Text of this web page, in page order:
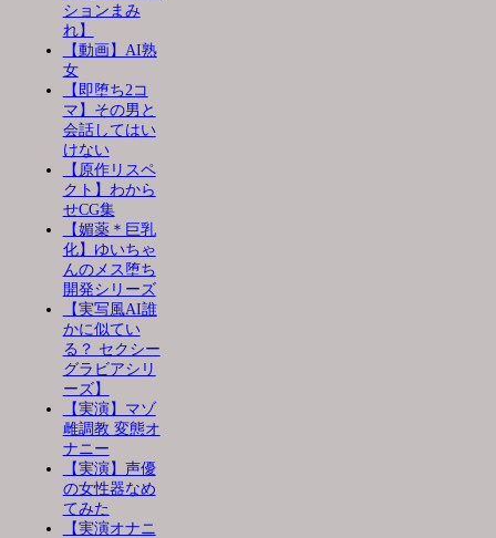
ションまみ
れ】
【動画】AI熟
女
【即堕ち2コ
マ】その男と
会話してはい
けない
【原作リスペ
クト】わから
せCG集
【媚薬＊巨乳
化】ゆいちゃ
んのメス堕ち
開発シリーズ
【実写風AI誰
かに似てい
る？ セクシー
グラビアシリ
ーズ】
【実演】マゾ
雌調教 変態オ
ナニー
【実演】声優
の女性器なめ
てみた
【実演オナニ